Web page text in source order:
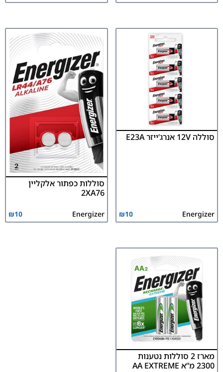
סוללה 12V אנרג’ייזר E23A
Energizer
₪10
סוללות כפתור אלקליין
2XA76
Energizer
₪10
מארז 2 סוללות נטענות
2300 מ”א AA EXTREME